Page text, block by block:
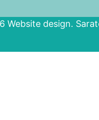
Website design.